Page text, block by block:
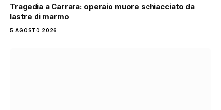
Tragedia a Carrara: operaio muore schiacciato da
lastre di marmo
5 AGOSTO 2026